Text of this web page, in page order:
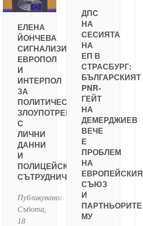
ЕЛЕНА
ЙОНЧЕВА
СИГНАЛИЗИРА
ЕВРОПОЛ
И
ИНТЕРПОЛ
ЗА
ПОЛИТИЧЕСКА
ЗЛОУПОТРЕБА
С
ЛИЧНИ
ДАННИ
И
ПОЛИЦЕЙСКО
СЪТРУДНИЧЕСТВО
Публикувано:
Събота,
18
ДПС
НА
СЕСИЯТА
НА
ЕП В
СТРАСБУРГ:
БЪЛГАРСКИЯТ
PNR-
ГЕЙТ
НА
ДЕМЕРДЖИЕВ
ВЕЧЕ
Е
ПРОБЛЕМ
НА
ЕВРОПЕЙСКИЯ
СЪЮЗ
И
ПАРТНЬОРИТЕ
МУ